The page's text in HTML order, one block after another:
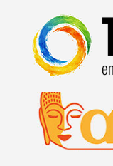
contenu